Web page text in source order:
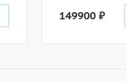
149900 ₽